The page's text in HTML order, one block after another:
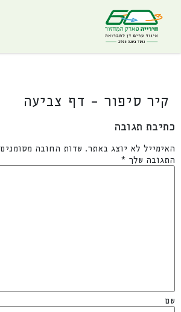
קיר סיפור – דף צביעה
כתיבת תגובה
האימייל לא יוצג באתר. שדות החובה מסומנים
התגובה שלך *
שם